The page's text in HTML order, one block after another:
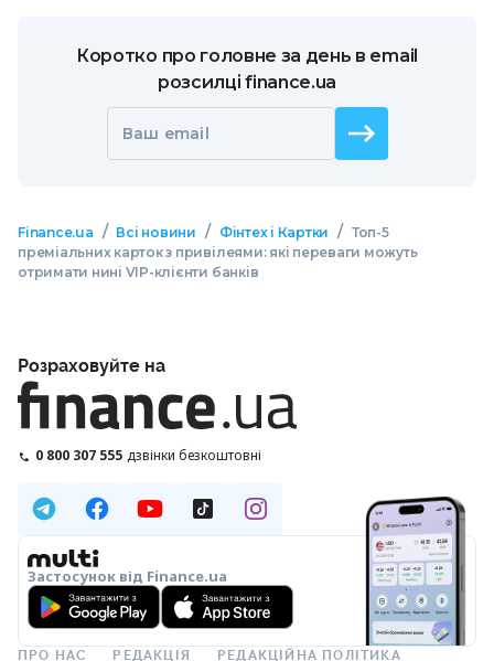
Коротко про головне за день в email
розсилці finance.ua
Ваш email
Finance.ua / Всі новини / Фінтех і Картки / Топ-5
преміальних карток з привілеями: які переваги можуть
отримати нині VIP-клієнти банків
Розраховуйте на
0 800 307 555 дзвінки безкоштовні
Застосунок від Finance.ua
ПРО НАС РЕДАКЦІЯ РЕДАКЦІЙНА ПОЛІТИКА